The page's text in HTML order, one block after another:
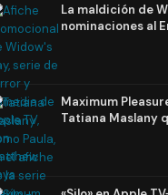
La maldición de
nominaciones al
Maximum
Tatiana Maslany